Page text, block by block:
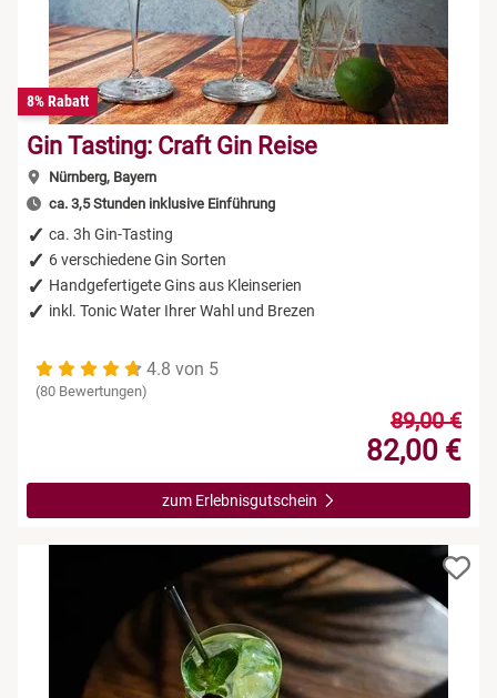
8% Rabatt
Gin Tasting: Craft Gin Reise
Nürnberg, Bayern
ca. 3,5 Stunden inklusive Einführung
ca. 3h Gin-Tasting
6 verschiedene Gin Sorten
Handgefertigete Gins aus Kleinserien
inkl. Tonic Water Ihrer Wahl und Brezen
4.8 von 5
(80 Bewertungen)
89,00 €
82,00 €
zum Erlebnisgutschein